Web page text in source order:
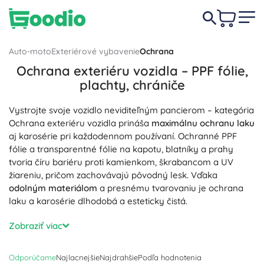
Auto-motoExteriérové vybavenieOchrana
Ochrana exteriéru vozidla – PPF fólie,
plachty, chrániče
Vystrojte svoje vozidlo neviditeľným pancierom – kategória
Ochrana exteriéru vozidla prináša maximálnu ochranu laku
aj karosérie pri každodennom používaní. Ochranné PPF
fólie a transparentné fólie na kapotu, blatníky a prahy
tvoria číru bariéru proti kamienkom, škrabancom a UV
žiareniu, pričom zachovávajú pôvodný lesk. Vďaka
odolným materiálom a presnému tvarovaniu je ochrana
laku a karosérie dlhodobá a esteticky čistá.
Chrániče nárazníkov, rohy a lišty dverí, prahové lišty aj
ochrana hrany kufra minimalizujú parkovacie ťukance a
pred hmyzom a odlietajúcimi kamienkami, zatiaľ čo lapače
Zobraziť viac
OdporúčameNajlacnejšieNajdrahšiePodľa hodnotenia